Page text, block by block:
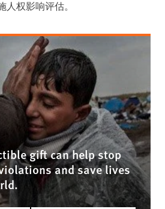
权影响评估。
gift can help stop
and save lives